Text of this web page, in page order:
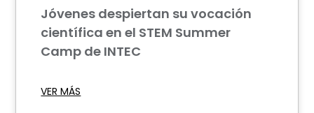
Jóvenes despiertan su vocación
científica en el STEM Summer
Camp de INTEC
VER MÁS